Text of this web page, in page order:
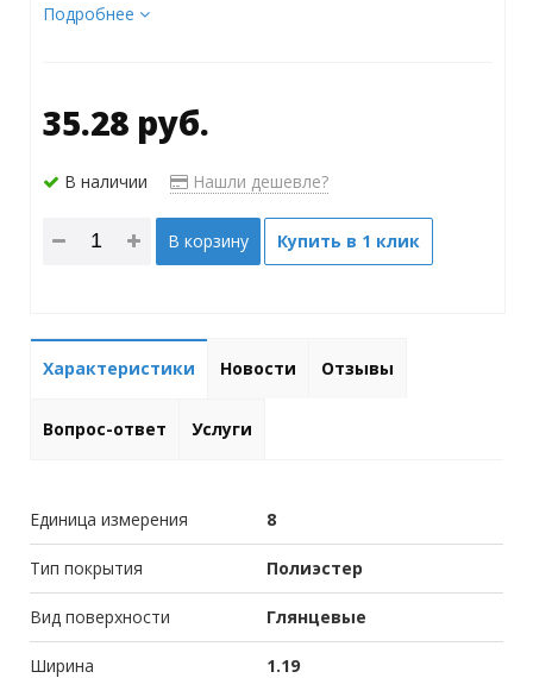
Подробнее
35.28 руб.
В наличии Нашли дешевле?
В корзину Купить в 1 клик
Характеристики Новости Отзывы
Вопрос-ответ Услуги
Единица измерения 8
Тип покрытия Полиэстер
Вид поверхности Глянцевые
Ширина 1.19